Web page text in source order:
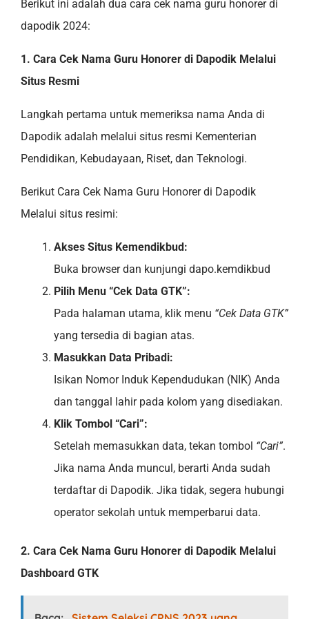
Berikut ini adalah dua cara cek nama guru honorer di
dapodik 2024:
1. Cara Cek Nama Guru Honorer di Dapodik Melalui
Situs Resmi
Langkah pertama untuk memeriksa nama Anda di
Dapodik adalah melalui situs resmi Kementerian
Pendidikan, Kebudayaan, Riset, dan Teknologi.
Berikut Cara Cek Nama Guru Honorer di Dapodik
Melalui situs resimi:
Akses Situs Kemendikbud:
Buka browser dan kunjungi dapo.kemdikbud
Pilih Menu “Cek Data GTK”:
Pada halaman utama, klik menu “Cek Data GTK”
yang tersedia di bagian atas.
Masukkan Data Pribadi:
Isikan Nomor Induk Kependudukan (NIK) Anda
dan tanggal lahir pada kolom yang disediakan.
Klik Tombol “Cari”:
Setelah memasukkan data, tekan tombol “Cari”.
Jika nama Anda muncul, berarti Anda sudah
terdaftar di Dapodik. Jika tidak, segera hubungi
operator sekolah untuk memperbarui data.
2. Cara Cek Nama Guru Honorer di Dapodik Melalui
Dashboard GTK